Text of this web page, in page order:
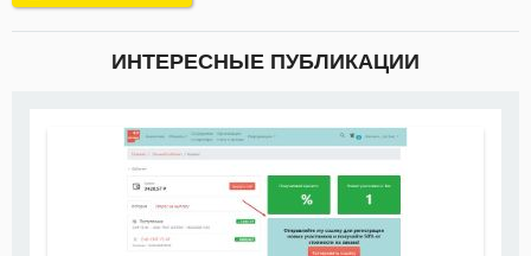
ИНТЕРЕСНЫЕ ПУБЛИКАЦИИ